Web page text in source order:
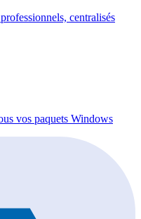
centralisés
vos paquets Windows